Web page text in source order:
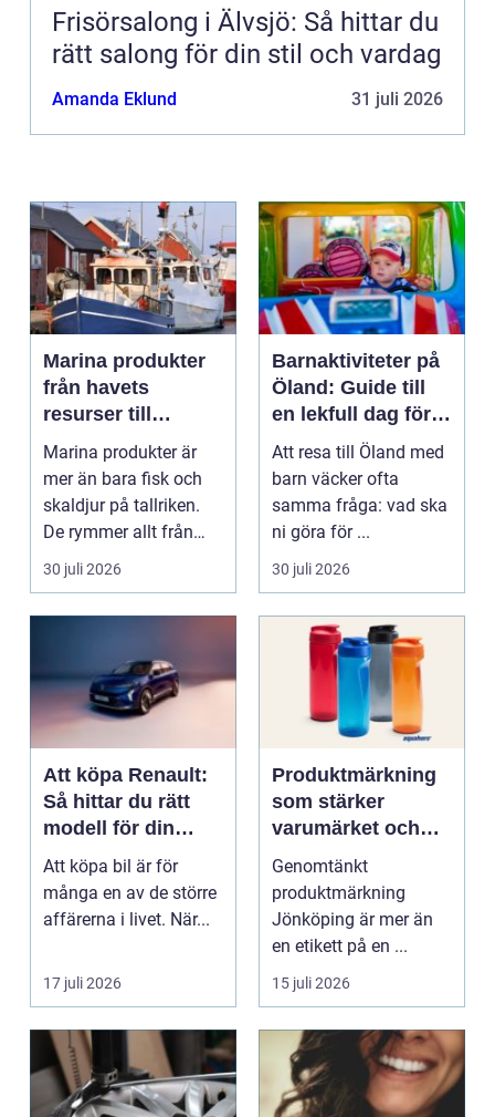
Frisörsalong i Älvsjö: Så hittar du
rätt salong för din stil och vardag
Amanda Eklund 31 juli 2026
Marina produkter
från havets
resurser till
hållbara
upplevelser
Marina produkter är
mer än bara fisk och
skaldjur på tallriken.
De rymmer allt från
mat och hälsa ti...
30 juli 2026
Barnaktiviteter på
Öland: Guide till
en lekfull dag för
hela familjen
Att resa till Öland med
barn väcker ofta
samma fråga: vad ska
ni göra för ...
30 juli 2026
Att köpa Renault:
Så hittar du rätt
modell för din
vardag
Att köpa bil är för
många en av de större
affärerna i livet. När...
17 juli 2026
Produktmärkning
som stärker
varumärket och
förenklar vardagen
Genomtänkt
produktmärkning
Jönköping är mer än
en etikett på en ...
15 juli 2026